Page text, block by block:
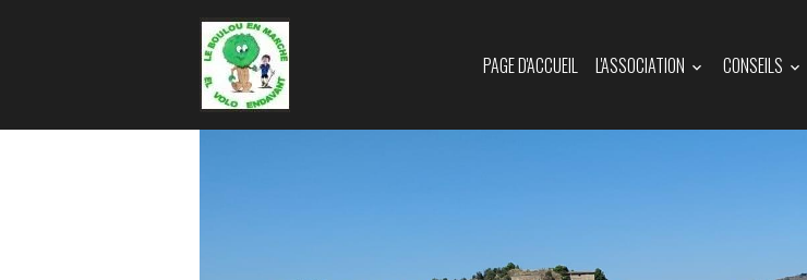
PAGE D'ACCUEIL L'ASSOCIATION CONSEILS